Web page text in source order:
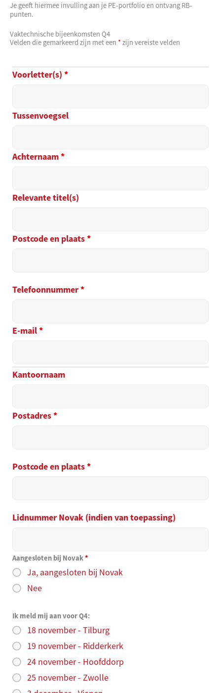
Je geeft hiermee invulling aan je PE-portfolio en ontvang RB-
punten.
Vaktechnische bijeenkomsten Q4
Velden die gemarkeerd zijn met een *zijn vereiste velden
Voorletter(s) *
Tussenvoegsel
Achternaam*
Relevante titel(s)
Postcode en plaats*
Telefoonnummer*
E-mail*
Kantoornaam
Postadres*
Postcode en plaats*
Lidnummer Novak (indien van toepassing)
Aangesloten bij Novak*
Ja, aangesloten bij Novak
Nee
Ik meld mij aan voor Q4:
18 november - Tilburg
19 november - Ridderkerk
24 november - Hoofddorp
25 november - Zwolle